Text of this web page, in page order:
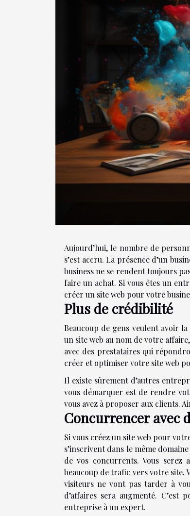
Aujourd’hui, le nombre de
s’est accru. La présence d’un
business ne se rendent toujours
faire un achat. Si vous êtes un
créer un site web pour votre
Plus de crédibilité
Beaucoup de gens veulent avoir
un site web au nom de votre
avec des prestataires qui
créer et optimiser votre site web
Il existe sûrement d’autres
vous démarquer est de rendre
vous avez à proposer aux clients.
Concurrencer avec
Si vous créez un site web pour
s’inscrivent dans le même
de vos concurrents. Vous
beaucoup de trafic vers votre site.
visiteurs ne vont pas tarder à
d’affaires sera augmenté.
entreprise à un expert.